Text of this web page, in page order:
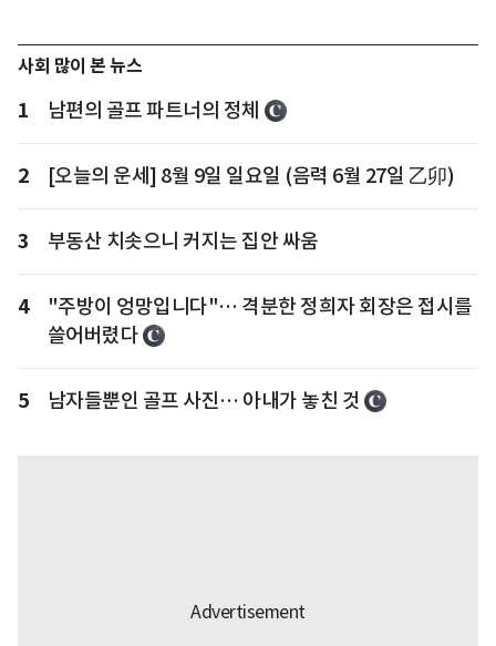
사회 많이 본 뉴스
1 남편의 골프 파트너의 정체
2 [오늘의 운세] 8월 9일 일요일 (음력 6월 27일 乙卯)
3 부동산 치솟으니 커지는 집안 싸움
4
"주방이 엉망입니다"… 격분한 정희자 회장은 접시를
쓸어버렸다
5 남자들뿐인 골프 사진… 아내가 놓친 것